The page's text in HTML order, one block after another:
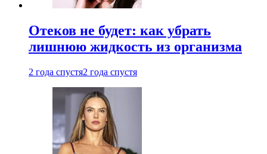
Отеков не будет: как убрать
лишнюю жидкость из организма
2 года спустя2 года спустя